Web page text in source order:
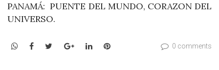
PANAMÁ: PUENTE DEL MUNDO, CORAZON DEL
UNIVERSO.
WhatsApp
Facebook
TwitterGoogle+LinkedInPinterest 0 comments